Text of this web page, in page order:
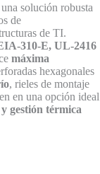
una solución robusta
de
de TI.
310-E, UL-2416
máxima
hexagonales
, rieles de montaje
en una opción ideal
gestión térmica